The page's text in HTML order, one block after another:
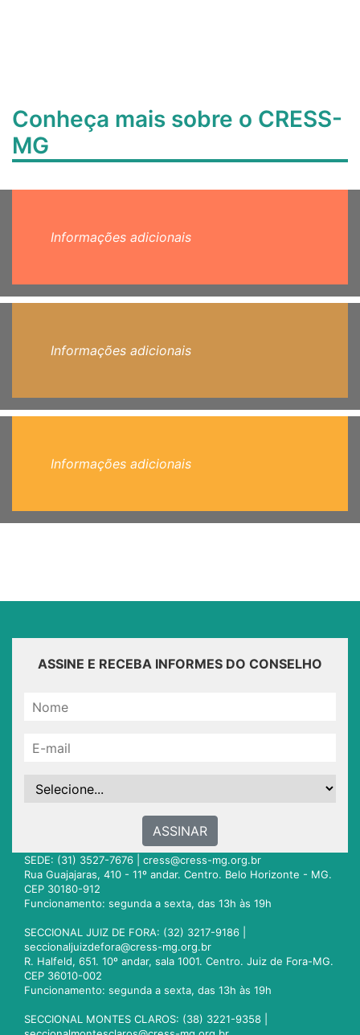
Conheça mais sobre o CRESS-
MG
Informações adicionais
Informações adicionais
Informações adicionais
ASSINE E RECEBA INFORMES DO CONSELHO
ASSINAR
SEDE: (31) 3527-7676 | cress@cress-mg.org.br
Rua Guajajaras, 410 - 11º andar. Centro. Belo Horizonte - MG.
CEP 30180-912
Funcionamento: segunda a sexta, das 13h às 19h
SECCIONAL JUIZ DE FORA: (32) 3217-9186 |
seccionaljuizdefora@cress-mg.org.br
R. Halfeld, 651. 10º andar, sala 1001. Centro. Juiz de Fora-MG.
CEP 36010-002
Funcionamento: segunda a sexta, das 13h às 19h
SECCIONAL MONTES CLAROS: (38) 3221-9358 |